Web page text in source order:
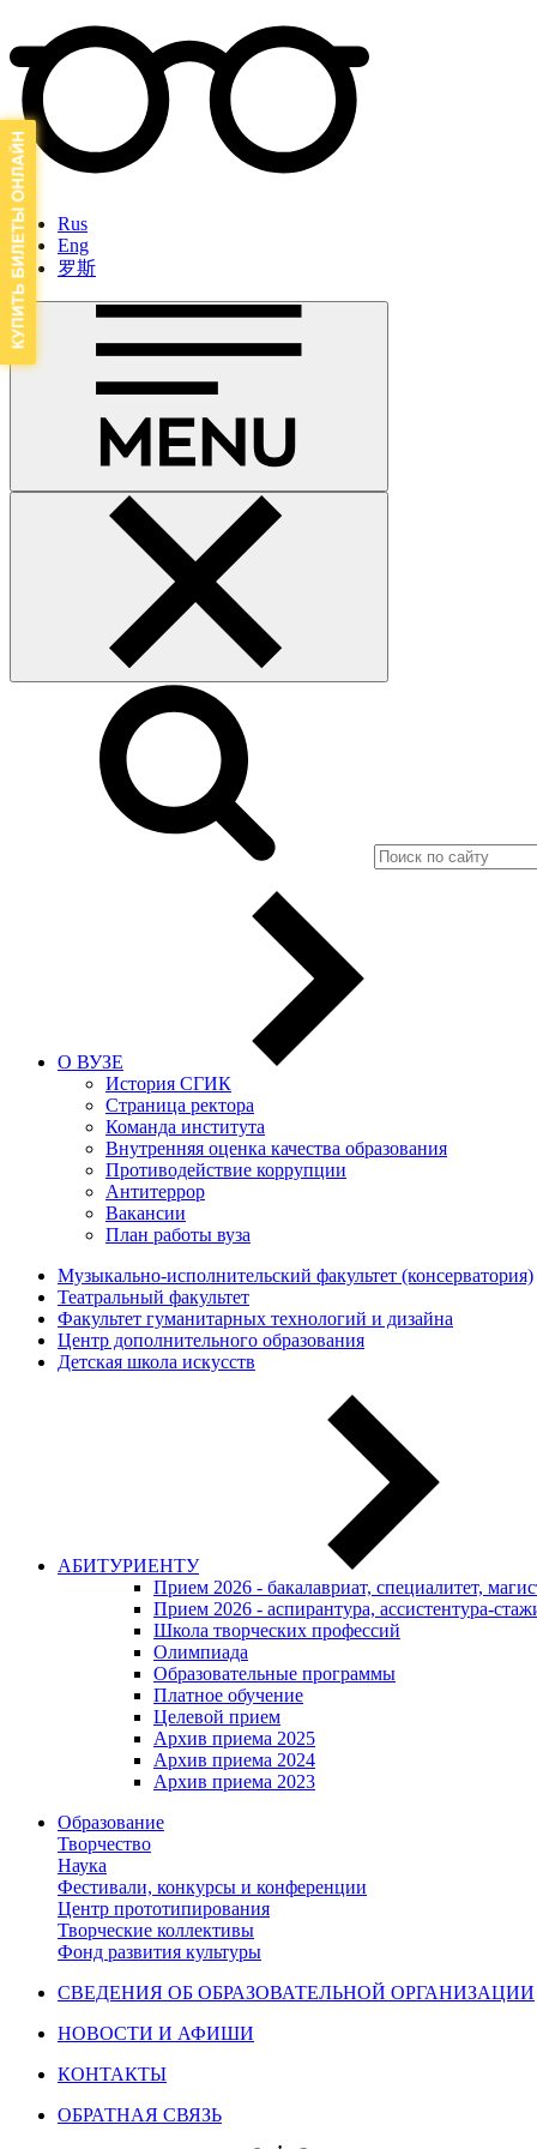
Rus
Eng
罗斯
О ВУЗЕ
История СГИК
Страница ректора
Команда института
Внутренняя оценка качества образования
Противодействие коррупции
Антитеррор
Вакансии
План работы вуза
Музыкально-исполнительский факультет (консерватория)
Театральный факультет
Факультет гуманитарных технологий и дизайна
Центр дополнительного образования
Детская школа искусств
АБИТУРИЕНТУ
Прием 2026 - бакалавриат, специалитет,
Прием 2026 - аспирантура, ассистентура-
Школа творческих профессий
Олимпиада
Образовательные программы
Платное обучение
Целевой прием
Архив приема 2025
Архив приема 2024
Архив приема 2023
Образование
Творчество
Наука
Фестивали, конкурсы и конференции
Центр прототипирования
Творческие коллективы
Фонд развития культуры
СВЕДЕНИЯ ОБ ОБРАЗОВАТЕЛЬНОЙ ОРГАНИЗАЦИИ
НОВОСТИ И АФИШИ
КОНТАКТЫ
ОБРАТНАЯ СВЯЗЬ